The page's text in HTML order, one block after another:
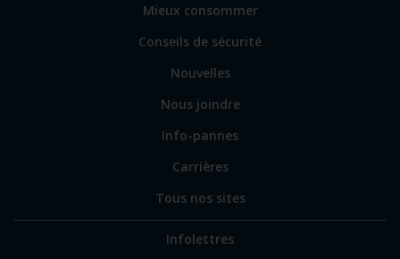
certains
sites
Mieux consommer
Conseils de sécurité
Nouvelles
Nous joindre
Info-pannes
Carrières
Tous nos sites
Infolettres